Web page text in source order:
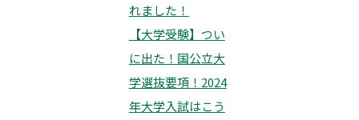
れました！
【大学受験】つい
に出た！国公立大
学選抜要項！2024
年大学入試はこう